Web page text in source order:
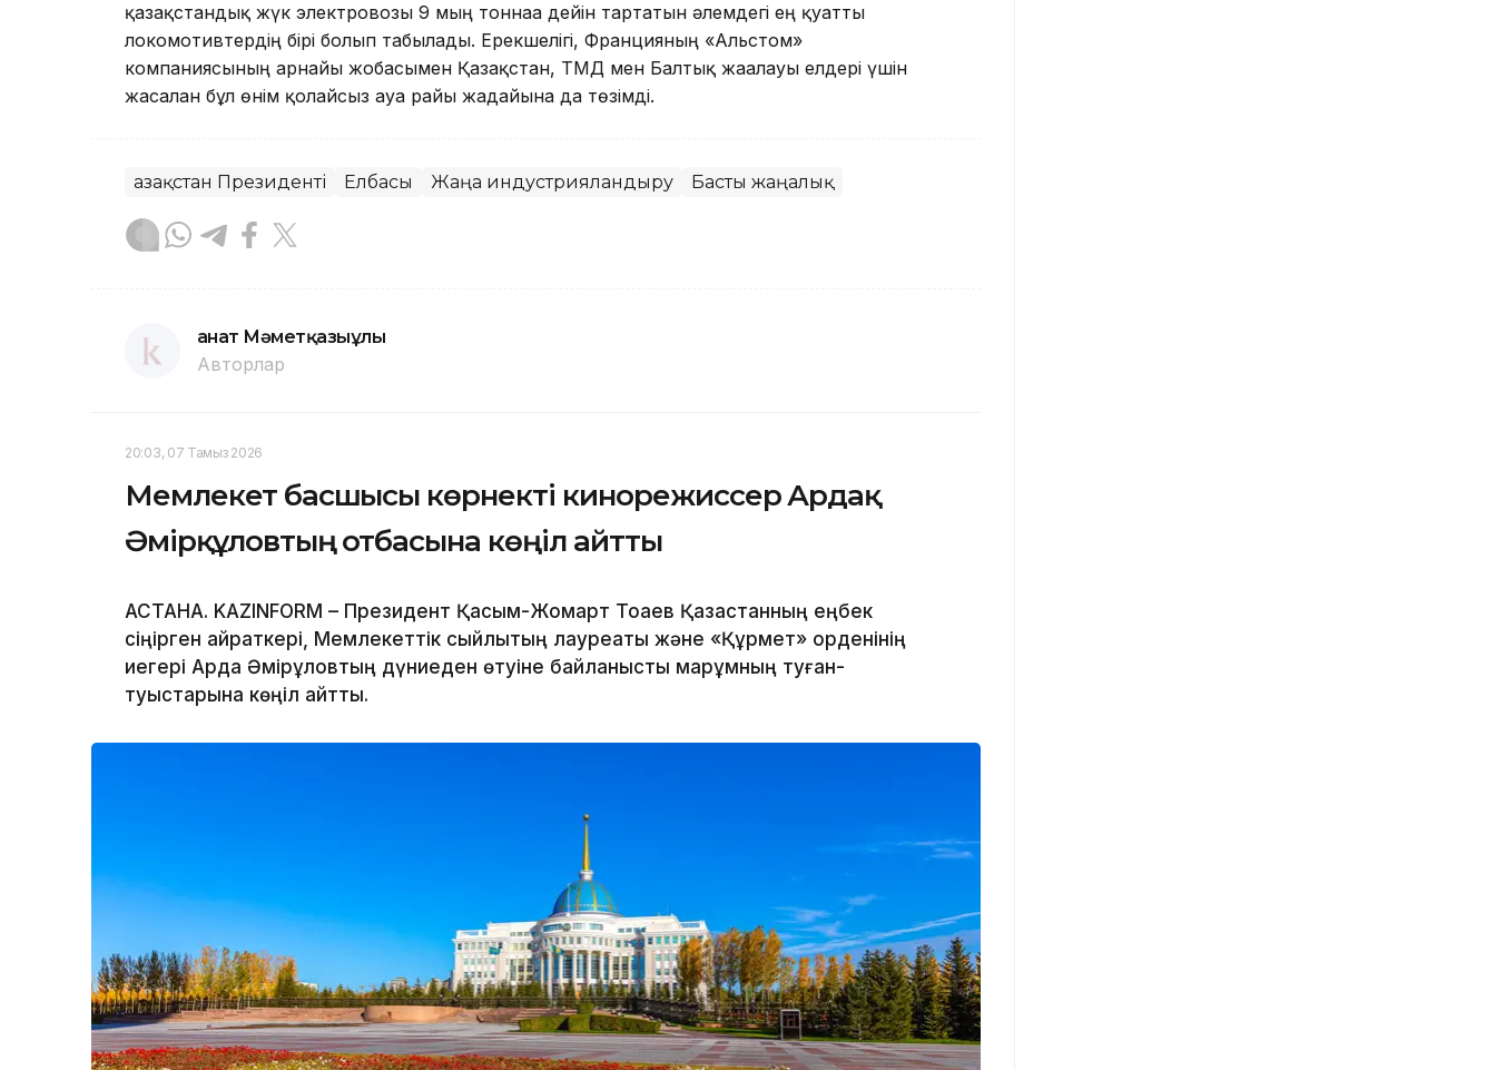
қазақстандық жүк электровозы 9 мың тоннаға дейін тартатын әлемдегі ең қуатты
локомотивтердің бірі болып табылады. Ерекшелігі, Францияның «Альстом»
компаниясының арнайы жобасымен Қазақстан, ТМД мен Балтық жағалауы елдері үшін
жасалған бұл өнім қолайсыз ауа райы жағдайына да төзімді.
Қазақстан Президенті Елбасы Жаңа индустрияландыру Басты жаңалық
Қанат Мәметқазыұлы
Авторлар
20:03, 07 Тамыз 2026
Мемлекет басшысы көрнекті кинорежиссер Ардақ
Әмірқұловтың отбасына көңіл айтты
АСТАНА. KAZINFORM – Президент Қасым-Жомарт Тоқаев Қазақстанның еңбек
сіңірген қайраткері, Мемлекеттік сыйлықтың лауреаты және «Құрмет» орденінің
иегері Ардақ Әмірқұловтың дүниеден өтуіне байланысты марқұмның туған-
туыстарына көңіл айтты.